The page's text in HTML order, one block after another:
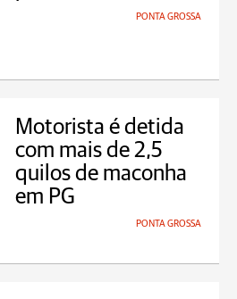
PONTA GROSSA
Motorista é detida
com mais de 2,5
quilos de maconha
em PG
PONTA GROSSA